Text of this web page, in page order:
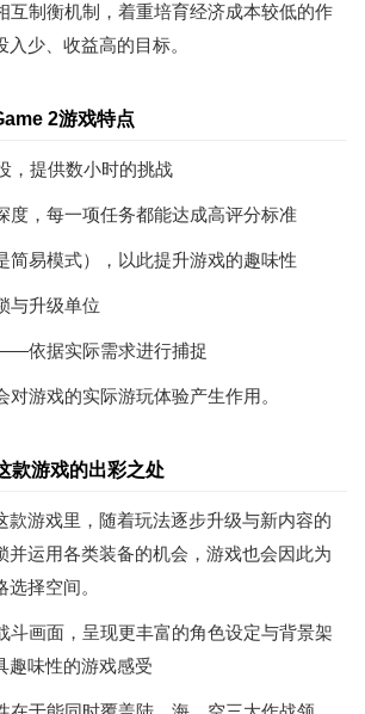
互制衡机制，着重培育经济成本较低的作
少、收益高的目标。
2游戏特点
，提供数小时的挑战
度，每一项任务都能达成高评分标准
简易模式），以此提升游戏的趣味性
与升级单位
依据实际需求进行捕捉
对游戏的实际游玩体验产生作用。
款游戏的出彩之处
款游戏里，随着玩法逐步升级与新内容的
并运用各类装备的机会，游戏也会因此为
择空间。
斗画面，呈现更丰富的角色设定与背景架
趣味性的游戏感受